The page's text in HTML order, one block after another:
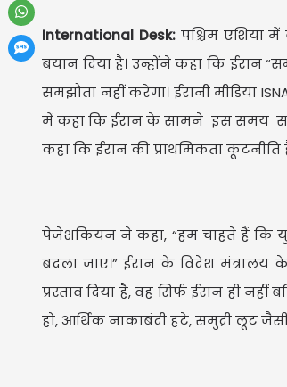
International Desk: पश्चिम एशिया
बयान दिया है। उन्होंने कहा कि ईरान
समझौता नहीं करेगा। ईरानी मीडिया
में कहा कि ईरान के सामने इस समय
कहा कि ईरान की प्राथमिकता
पेजेशकियन ने कहा, “हम चाहते हैं कि
बदला जाए।” ईरान के विदेश मंत्रालय
प्रस्ताव दिया है, वह सिर्फ ईरान ही
हो, आर्थिक नाकाबंदी हटे, समुद्री लूट